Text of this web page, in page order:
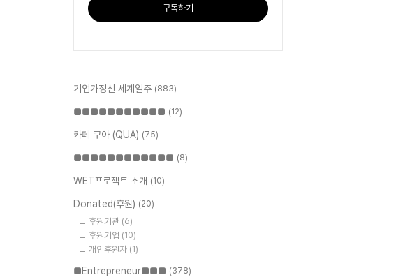
구독하기
기업가정신 세계일주 (883)
■■■■■■■■■■■ (12)
카페 쿠아 (QUA) (75)
■■■■■■■■■■■■ (8)
WET프로젝트 소개 (10)
Donated(후원) (20)
후원기관 (6)
후원기업 (10)
개인후원자 (1)
■Entrepreneur■■■ (378)